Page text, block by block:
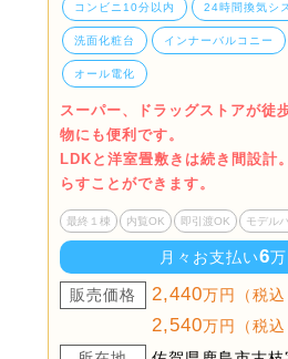
コンビニ10分以内 24時間換気シ
洗面化粧台 インナーバルコニー
オール電化
スーパー、ドラッグストアが徒
物にも便利です。
LDKと洋室畳敷きは続き間設計
らすことができます。
最終１棟 内覧OK 即引渡OK モデル
月々お支払い6
販売価格 2,440万円（税込
2,540万円（税込